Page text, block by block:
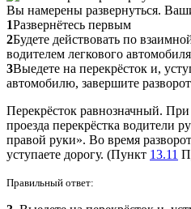
Вы намерены развернуться.
1Развернётесь первым
2Будете действовать по
водителем легкового автомобиля
3Выедете на перекрёсток и,
автомобилю, завершите разворот
Перекрёсток равнозначный.
проезда перекрёстка водители
правой руки». Во время
уступаете дорогу. (Пункт 13.11
Правильный ответ: